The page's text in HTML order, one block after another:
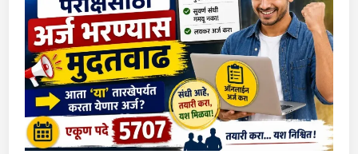
K
r
u
s
h
i
V
i
b
h
a
g